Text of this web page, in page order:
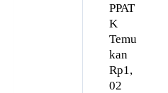
PPAT
K
Temu
kan
Rp1,
02